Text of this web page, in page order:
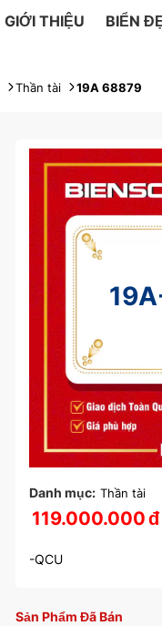
GIỚI THIỆU BIỂN
Thần tài 19A 68879
Danh mục: Thần tài
119.000.000đ
-QCU
Sản Phẩm Đã Bán